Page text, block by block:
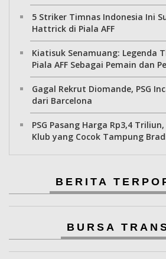
5 Striker Timnas Indonesia Ini
Hattrick di Piala AFF
Kiatisuk Senamuang: Legenda
Piala AFF Sebagai Pemain dan
Gagal Rekrut Diomande, PSG
dari Barcelona
PSG Pasang Harga Rp3,4
Klub yang Cocok Tampung
BERITA
BURSA